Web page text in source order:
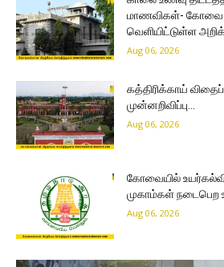
மாணவிகள்- கோவை
வெளியிட்டுள்ள
Aug 06, 2026
கத்திரிக்காய்
முன்னறிவிப்பு…
Aug 06, 2026
கோவையில் உயர்கல்வி
முகாம்கள் நடைபெற
Aug 06, 2026